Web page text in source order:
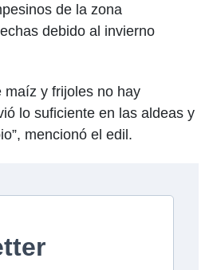
de la zona
debido al invierno
maíz y frijoles no hay
lo suficiente en las aldeas y
mencionó el edil.